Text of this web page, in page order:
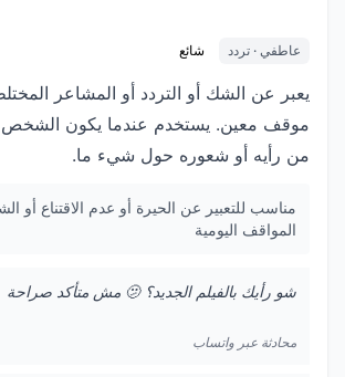
عاطفي · تردد شائع
يعبر عن الشك أو التردد أو المشاعر
موقف معين. يستخدم عندما يكون الشخص
من رأيه أو شعوره حول شيء ما.
مناسب للتعبير عن الحيرة أو عدم الاقتناع أو
المواقف اليومية
شو رأيك بالفيلم الجديد؟ 🫤 مش متأكد صراحة
محادثة عبر واتساب